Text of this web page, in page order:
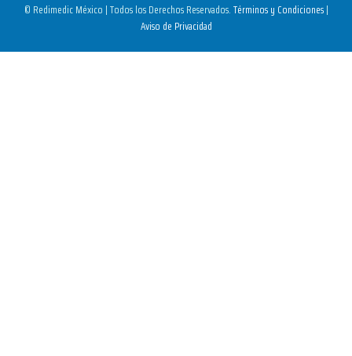
© Redimedic México | Todos los Derechos Reservados.Términos y Condiciones|
Aviso de Privacidad